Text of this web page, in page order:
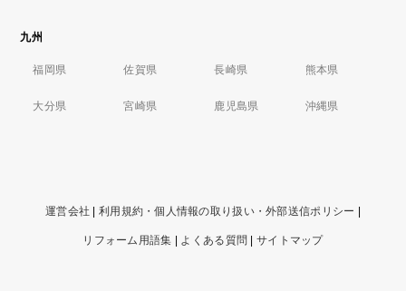
九州
福岡県 佐賀県 長崎県 熊本県
大分県 宮崎県 鹿児島県 沖縄県
運営会社 利用規約・個人情報の取り扱い・外部送信ポリシー
リフォーム用語集 よくある質問 サイトマップ